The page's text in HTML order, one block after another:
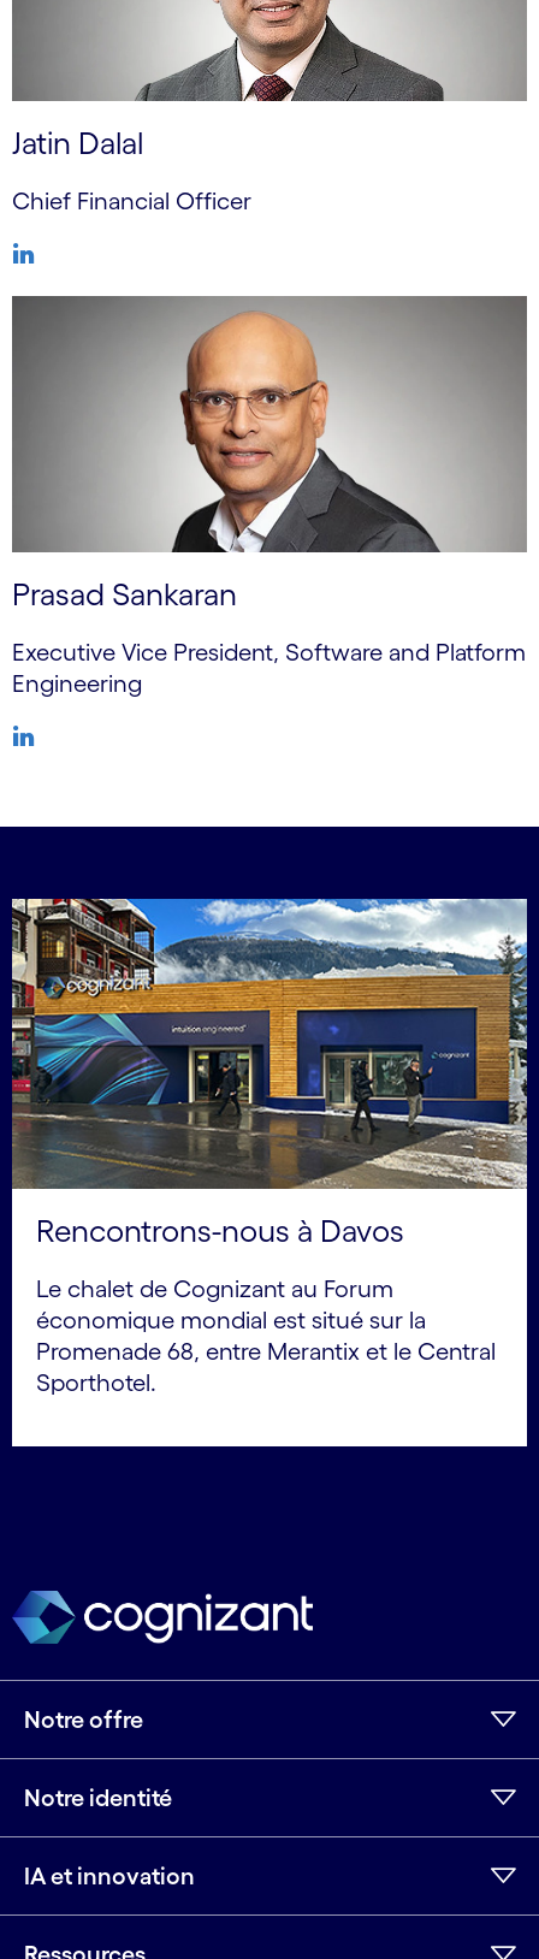
Jatin Dalal
Chief Financial Officer
Prasad Sankaran
Executive Vice President, Software and Platform
Engineering
Rencontrons-nous à Davos
Le chalet de Cognizant au Forum
économique mondial est situé sur la
Promenade 68, entre Merantix et le Central
Sporthotel.
Notre offre
Notre identité
IA et innovation